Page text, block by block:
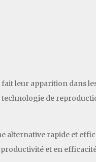
leur apparition dans
technologie de
alternative rapide et
et en